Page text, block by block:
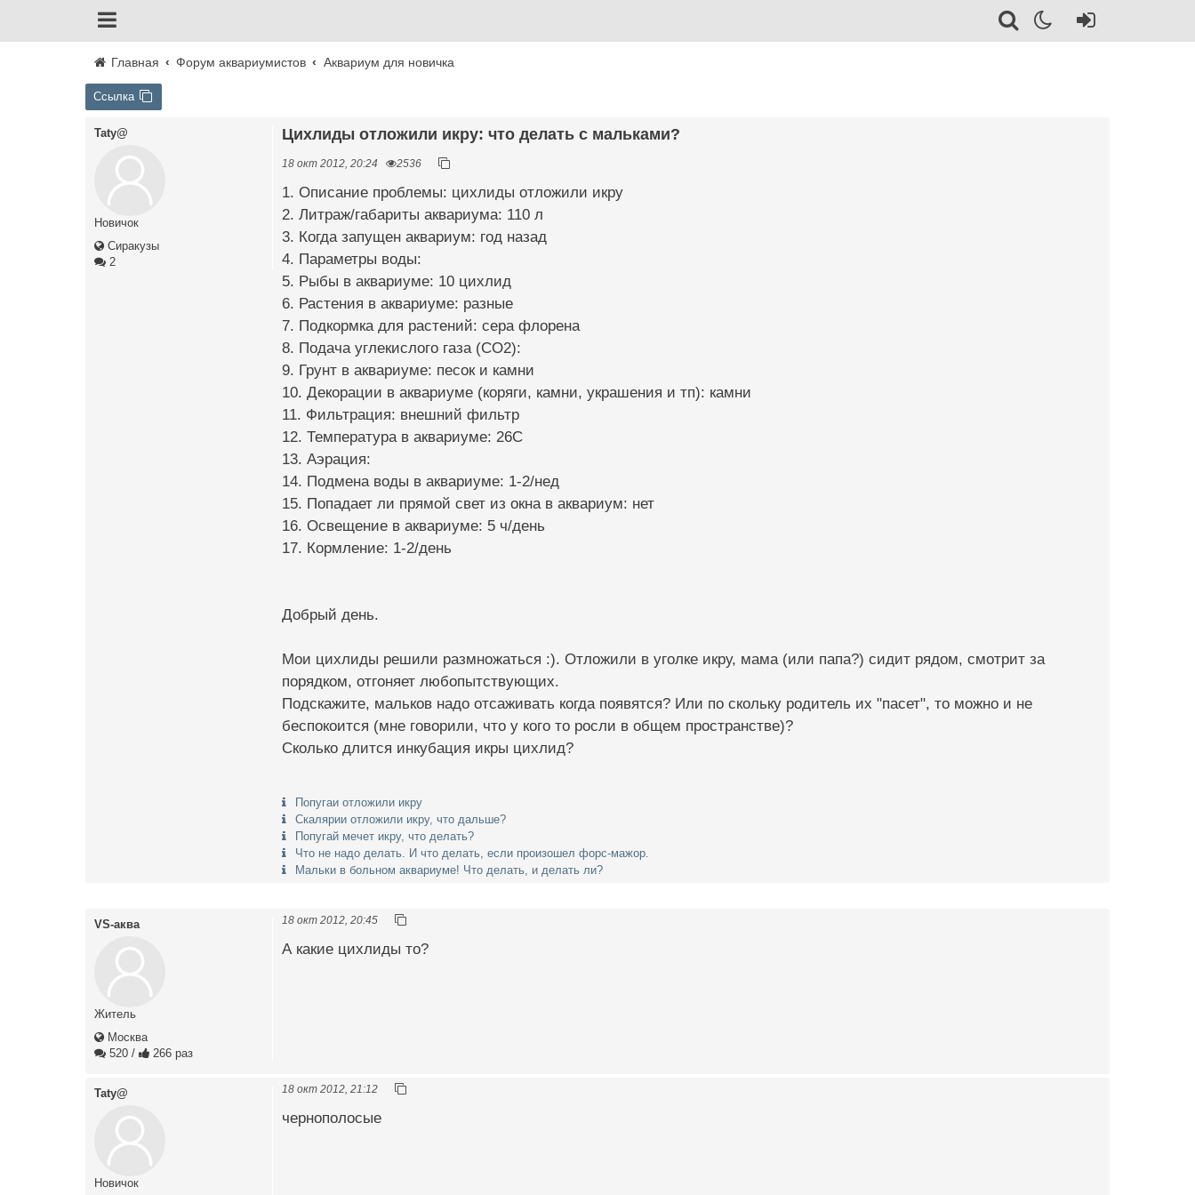
Главная Форум аквариумистов Аквариум для новичка
Ссылка
Taty@
Новичок
Сиракузы
2
Цихлиды отложили икру: что делать с мальками?
18 окт 2012, 20:24 2536
1. Описание проблемы: цихлиды отложили икру
2. Литраж/габариты аквариума: 110 л
3. Когда запущен аквариум: год назад
4. Параметры воды:
5. Рыбы в аквариуме: 10 цихлид
6. Растения в аквариуме: разные
7. Подкормка для растений: сера флорена
8. Подача углекислого газа (CO2):
9. Грунт в аквариуме: песок и камни
10. Декорации в аквариуме (коряги, камни, украшения и тп): камни
11. Фильтрация: внешний фильтр
12. Температура в аквариуме: 26С
13. Аэрация:
14. Подмена воды в аквариуме: 1-2/нед
15. Попадает ли прямой свет из окна в аквариум: нет
16. Освещение в аквариуме: 5 ч/день
17. Кормление: 1-2/день
Добрый день.
Мои цихлиды решили размножаться :). Отложили в уголке икру, мама (или папа?) сидит рядом, смотрит за
порядком, отгоняет любопытствующих.
Подскажите, мальков надо отсаживать когда появятся? Или по скольку родитель их "пасет", то можно и не
беспокоится (мне говорили, что у кого то росли в общем пространстве)?
Сколько длится инкубация икры цихлид?
Попугаи отложили икру
Скалярии отложили икру, что дальше?
Попугай мечет икру, что делать?
Что не надо делать. И что делать, если произошел форс-мажор.
Мальки в больном аквариуме! Что делать, и делать ли?
VS-аква
Житель
Москва
520 / 266 раз
18 окт 2012, 20:45
А какие цихлиды то?
Taty@
Новичок
18 окт 2012, 21:12
чернополосые